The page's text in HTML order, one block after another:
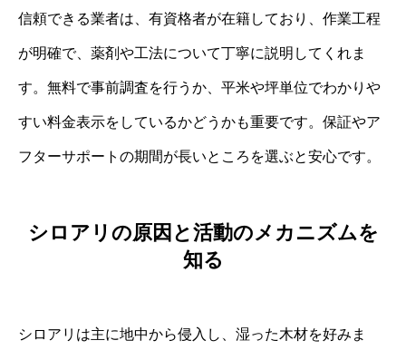
信頼できる業者は、有資格者が在籍しており、作業工程
が明確で、薬剤や工法について丁寧に説明してくれま
す。無料で事前調査を行うか、平米や坪単位でわかりや
すい料金表示をしているかどうかも重要です。保証やア
フターサポートの期間が長いところを選ぶと安心です。
シロアリの原因と活動のメカニズムを
知る
シロアリは主に地中から侵入し、湿った木材を好みま